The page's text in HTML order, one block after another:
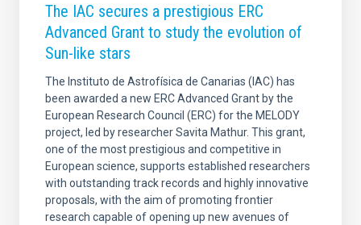
The IAC secures a prestigious ERC
Advanced Grant to study the evolution of
Sun-like stars
The Instituto de Astrofísica de Canarias (IAC) has
been awarded a new ERC Advanced Grant by the
European Research Council (ERC) for the MELODY
project, led by researcher Savita Mathur. This grant,
one of the most prestigious and competitive in
European science, supports established researchers
with outstanding track records and highly innovative
proposals, with the aim of promoting frontier
research capable of opening up new avenues of